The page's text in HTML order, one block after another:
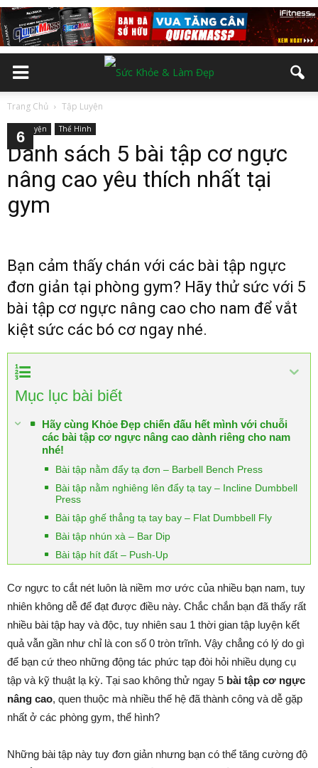
Trang Chủ Tập Luyện
Tập Luyện Thể Hình
Danh sách 5 bài tập cơ ngực
nâng cao yêu thích nhất tại
gym
Bạn cảm thấy chán với các bài tập ngực
đơn giản tại phòng gym? Hãy thử sức với 5
bài tập cơ ngực nâng cao cho nam để vắt
kiệt sức các bó cơ ngay nhé.
Mục lục bài biết
Hãy cùng Khỏe Đẹp chiến đấu hết mình với chuỗi
các bài tập cơ ngực nâng cao dành riêng cho nam
nhé!
Bài tập nằm đẩy tạ đơn – Barbell Bench Press
Bài tập nằm nghiêng lên đẩy tạ tay – Incline Dumbbell
Press
Bài tập ghế thẳng tạ tay bay – Flat Dumbbell Fly
Bài tập nhún xà – Bar Dip
Bài tập hít đất – Push-Up
Cơ ngực to cắt nét luôn là niềm mơ ước của nhiều bạn nam, tuy
nhiên không dễ để đạt được điều này. Chắc chắn bạn đã thấy rất
nhiều bài tập hay và độc, tuy nhiên sau 1 thời gian tập luyện kết
quả vẫn gần như chỉ là con số 0 tròn trĩnh. Vậy chẳng có lý do gì
để bạn cứ theo những động tác phức tạp đòi hỏi nhiều dụng cụ
tập và kỹ thuật lạ kỳ. Tại sao không thử ngay 5 bài tập cơ ngực
nâng cao, quen thuộc mà nhiều thế hệ đã thành công và dễ gặp
nhất ở các phòng gym, thể hình?
Những bài tập này tuy đơn giản nhưng bạn có thể tăng cường độ
2
3
4
5
6